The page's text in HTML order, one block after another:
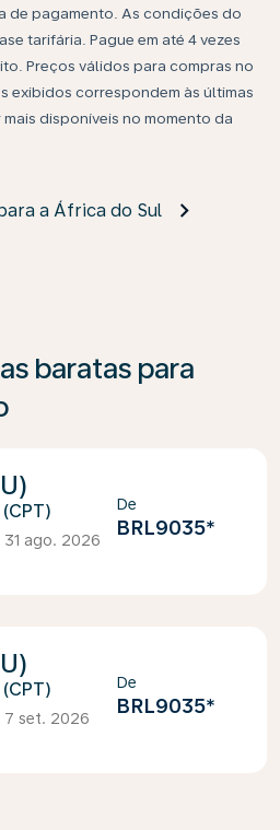
de pagamento. As condições do
tarifária. Pague em até 4 vezes
Preços válidos para compras no
exibidos correspondem às últimas
disponíveis no momento da
a África do Sul
baratas para
ago. 2026
De
BRL9035*
7 set. 2026
De
BRL9035*